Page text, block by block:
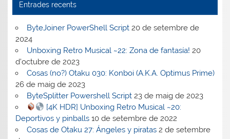
Entrades recents
ByteJoiner PowerShell Script 20 de setembre de
2024
Unboxing Retro Musical ~22: Zona de fantasía! 20
d'octubre de 2023
Cosas (no?) Otaku 030: Konboi (A.K.A. Optimus Prime)
26 de maig de 2023
ByteSplitter Powershell Script 23 de maig de 2023
[4K HDR] Unboxing Retro Musical ~20:
Deportivos y pinballs 10 de setembre de 2022
Cosas de Otaku 27: Ángeles y piratas 2 de setembre